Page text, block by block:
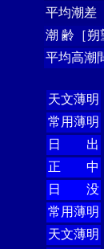
平均潮差
潮 齢［朔
平均高潮
天文薄明
常用薄明
日 出
正 中
日 没
常用薄明
天文薄明